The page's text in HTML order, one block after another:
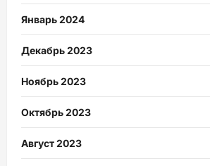
Январь 2024
Декабрь 2023
Ноябрь 2023
Октябрь 2023
Август 2023